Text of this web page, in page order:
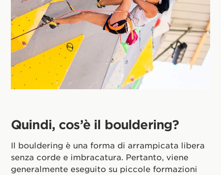
Quindi, cos’è il bouldering?
Il bouldering è una forma di arrampicata libera
senza corde e imbracatura. Pertanto, viene
generalmente eseguito su piccole formazioni